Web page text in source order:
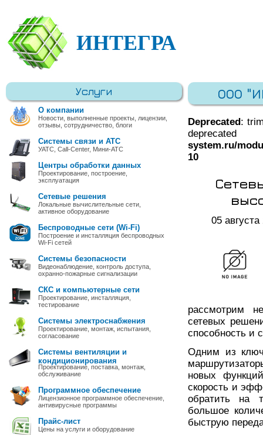
ИНТЕГРА
Услуги
О компании
Новости, выполненные проекты, лицензии,
отзывы, сотрудничество, блоги
Системы связи и АТС
УАТС, Call-Center, Мини-АТС
Центры обработки данных
Проектирование, построение,
эксплуатация
Сетевые решения
Локальные вычислительные сети,
активное оборудование
Беспроводные сети (Wi-Fi)
Построение и инсталляция беспроводных
Wi-Fi сетей
Системы безопасности
Видеонаблюдение, контроль доступа,
охранно-пожарные сигнализации
СКС и компьютерные сети
Проектирование, инсталляция,
тестирование
Системы электроснабжения
Проектирование, монтаж, испытания,
согласование
Системы вентиляции и
кондиционирования
Проектирование, поставка, монтаж,
обслуживание
Программное обеспечение
Лицензионное программное обеспечение,
антивирусные программы
Прайс-лист
Цены на услуги и оборудование
ООО
Deprecated:
system.ru/
10
05 августа
рассмотрим
сетевых
способность и
Одним из
новых
скорость и
обратить на
большое
быструю